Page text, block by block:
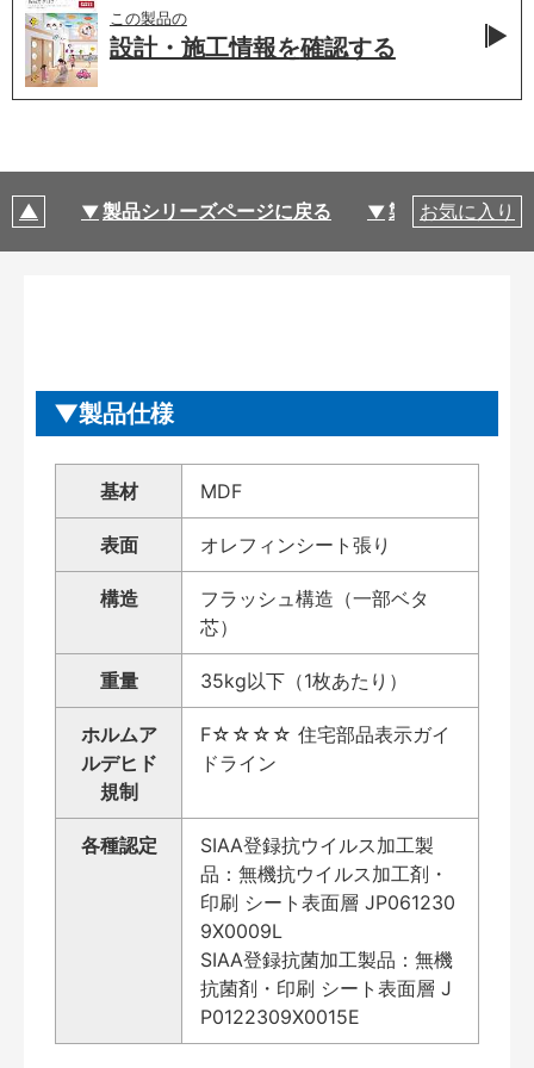
この製品の
設計・施工情報を確認する
製品シリーズページに戻る 製品仕様
お気に入り
製品仕様
基材 MDF
表面 オレフィンシート張り
構造
フラッシュ構造（一部ベタ
芯）
重量 35kg以下（1枚あたり）
ホルムア
ルデヒド
規制
F☆☆☆☆ 住宅部品表示ガイ
ドライン
各種認定
SIAA登録抗ウイルス加工製
品：無機抗ウイルス加工剤・
印刷 シート表面層 JP061230
9X0009L
SIAA登録抗菌加工製品：無機
抗菌剤・印刷 シート表面層 J
P0122309X0015E